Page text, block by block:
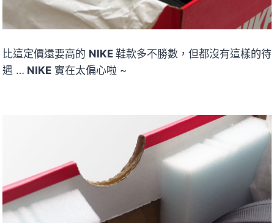
比這定價還要高的 NIKE 鞋款多不勝數，但都沒有這樣的待
遇 … NIKE 實在太偏心啦 ~